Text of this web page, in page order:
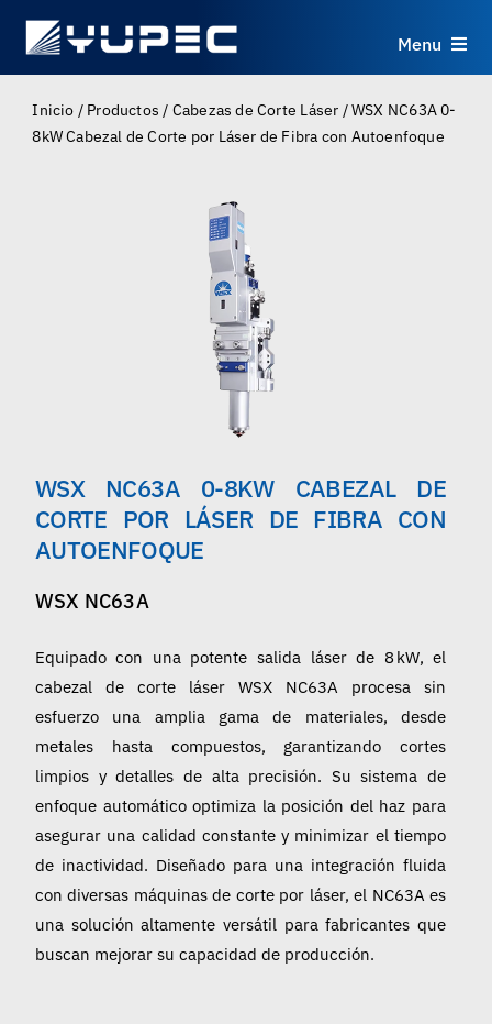
Menu
Productos
Aplicaciones
Recursos
Sobre
Contacto
Español
Inicio / Productos / Cabezas de Corte Láser /WSX NC63A 0-
8kW Cabezal de Corte por Láser de Fibra con Autoenfoque
WSX NC63A 0-8KW CABEZAL DE
CORTE POR LÁSER DE FIBRA CON
AUTOENFOQUE
WSX NC63A
Equipado con una potente salida láser de 8 kW, el
cabezal de corte láser WSX NC63A procesa sin
esfuerzo una amplia gama de materiales, desde
metales hasta compuestos, garantizando cortes
limpios y detalles de alta precisión. Su sistema de
enfoque automático optimiza la posición del haz para
asegurar una calidad constante y minimizar el tiempo
de inactividad. Diseñado para una integración fluida
con diversas máquinas de corte por láser, el NC63A es
una solución altamente versátil para fabricantes que
buscan mejorar su capacidad de producción.